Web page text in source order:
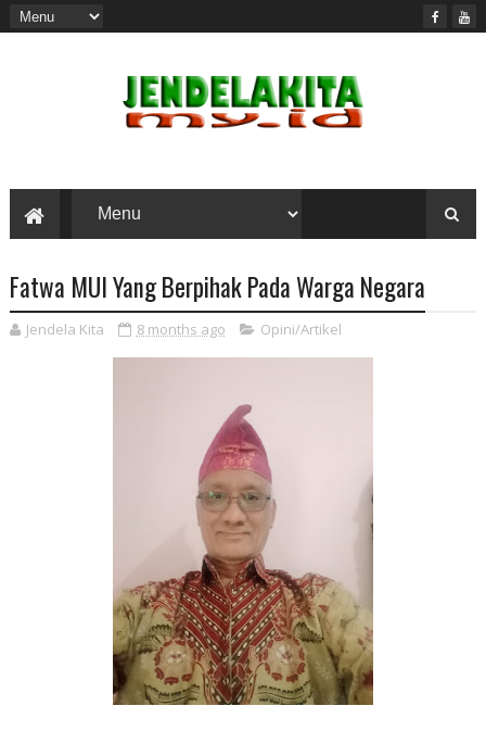
Fatwa MUI Yang Berpihak Pada Warga Negara
Jendela Kita 8 months ago Opini/Artikel